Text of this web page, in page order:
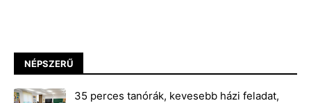
NÉPSZERŰ
35 perces tanórák, kevesebb házi feladat,